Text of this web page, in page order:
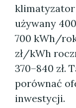
klimatyzator
używany
700 kWh/
zł/kWh
370–840 zł.
porównać
inwestycji.